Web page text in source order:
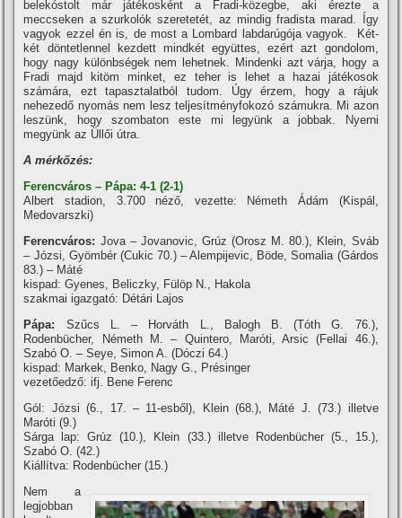
belekóstolt már játékosként a Fradi-közegbe, aki érezte a
meccseken a szurkolók szeretetét, az mindig fradista marad. Így
vagyok ezzel én is, de most a Lombard labdarúgója vagyok. Két-
két döntetlennel kezdett mindkét együttes, ezért azt gondolom,
hogy nagy különbségek nem lehetnek. Mindenki azt várja, hogy a
Fradi majd kitöm minket, ez teher is lehet a hazai játékosok
számára, ezt tapasztalatból tudom. Úgy érzem, hogy a rájuk
nehezedő nyomás nem lesz teljesí­tményfokozó számukra. Mi azon
leszünk, hogy szombaton este mi legyünk a jobbak. Nyerni
megyünk az Üllői útra.
A mérkőzés:
Ferencváros – Pápa: 4-1 (2-1)
Albert stadion, 3.700 néző, vezette: Németh Ádám (Kispál,
Medovarszki)
Ferencváros: Jova – Jovanovic, Grúz (Orosz M. 80.), Klein, Sváb
– Józsi, Gyömbér (Cukic 70.) – Alempijevic, Böde, Somalia (Gárdos
83.) – Máté
kispad: Gyenes, Beliczky, Fülöp N., Hakola
szakmai igazgató: Détári Lajos
Pápa: Szűcs L. – Horváth L., Balogh B. (Tóth G. 76.),
Rodenbücher, Németh M. – Quintero, Maróti, Arsic (Fellai 46.),
Szabó O. – Seye, Simon A. (Dóczi 64.)
kispad: Markek, Benko, Nagy G., Présinger
vezetőedző: ifj. Bene Ferenc
Gól: Józsi (6., 17. – 11-esből), Klein (68.), Máté J. (73.) illetve
Maróti (9.)
Sárga lap: Grúz (10.), Klein (33.) illetve Rodenbücher (5., 15.),
Szabó O. (42.)
Kiállí­tva: Rodenbücher (15.)
Nem a
legjobban